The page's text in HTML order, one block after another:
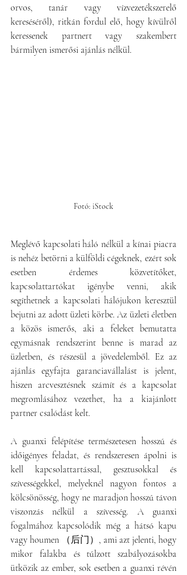
orvos, tanár vagy vízvezetékszerelő
kereséséről), ritkán fordul elő, hogy kívülről
keressenek partnert vagy szakembert
bármilyen ismerősi ajánlás nélkül.
Fotó: iStock
Meglévő kapcsolati háló nélkül a kínai piacra
is nehéz betörni a külföldi cégeknek, ezért sok
esetben érdemes közvetítőket,
kapcsolattartókat igénybe venni, akik
segíthetnek a kapcsolati hálójukon keresztül
bejutni az adott üzleti körbe. Az üzleti életben
a közös ismerős, aki a feleket bemutatta
egymásnak rendszerint benne is marad az
üzletben, és részesül a jövedelemből. Ez az
ajánlás egyfajta garanciavállalást is jelent,
hiszen arcvesztésnek számít és a kapcsolat
megromlásához vezethet, ha a kiajánlott
partner csalódást kelt.
A guanxi felépítése természetesen hosszú és
időigényes feladat, és rendszeresen ápolni is
kell kapcsolattartással, gesztusokkal és
szívességekkel, melyeknél nagyon fontos a
kölcsönösség, hogy ne maradjon hosszú távon
viszonzás nélkül a szívesség. A guanxi
fogalmához kapcsolódik még a hátsó kapu
vagy houmen （后门）, ami azt jelenti, hogy
mikor falakba és túlzott szabályozásokba
ütközik az ember, sok esetben a guanxi révén